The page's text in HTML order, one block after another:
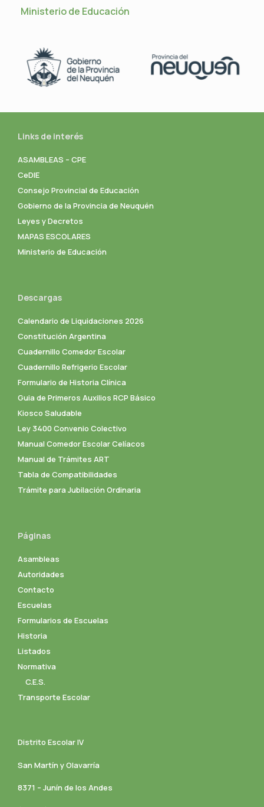
Ministerio de Educación
Links de interés
ASAMBLEAS – CPE
CeDIE
Consejo Provincial de Educación
Gobierno de la Provincia de Neuquén
Leyes y Decretos
MAPAS ESCOLARES
Ministerio de Educación
Descargas
Calendario de Liquidaciones 2026
Constitución Argentina
Cuadernillo Comedor Escolar
Cuadernillo Refrigerio Escolar
Formulario de Historia Clínica
Guia de Primeros Auxilios RCP Básico
Kiosco Saludable
Ley 3400 Convenio Colectivo
Manual Comedor Escolar Celíacos
Manual de Trámites ART
Tabla de Compatibilidades
Trámite para Jubilación Ordinaria
Páginas
Asambleas
Autoridades
Contacto
Escuelas
Formularios de Escuelas
Historia
Listados
Normativa
C.E.S.
Transporte Escolar
Distrito Escolar IV
San Martín y Olavarría
8371 – Junín de los Andes